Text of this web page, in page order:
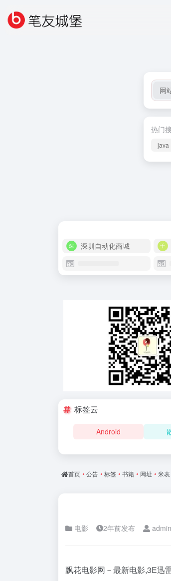
网
热门
java
深圳自动化商城
标签云
Android
首页 • 公告 • 标签 • 书籍 • 网址 • 米表
电影 2年前发布 admin
飘花电影网－最新电影,3E迅